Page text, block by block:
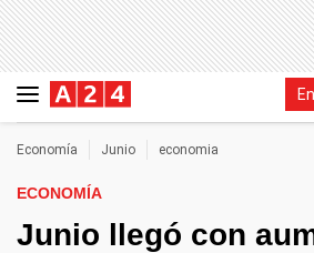
Economía Junio economia
ECONOMÍA
Junio llegó con